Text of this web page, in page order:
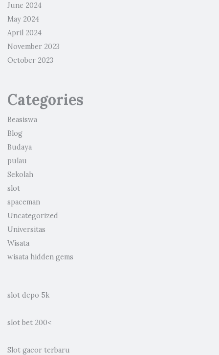
June 2024
May 2024
April 2024
November 2023
October 2023
Categories
Beasiswa
Blog
Budaya
pulau
Sekolah
slot
spaceman
Uncategorized
Universitas
Wisata
wisata hidden gems
slot depo 5k
slot bet 200<
Slot gacor terbaru